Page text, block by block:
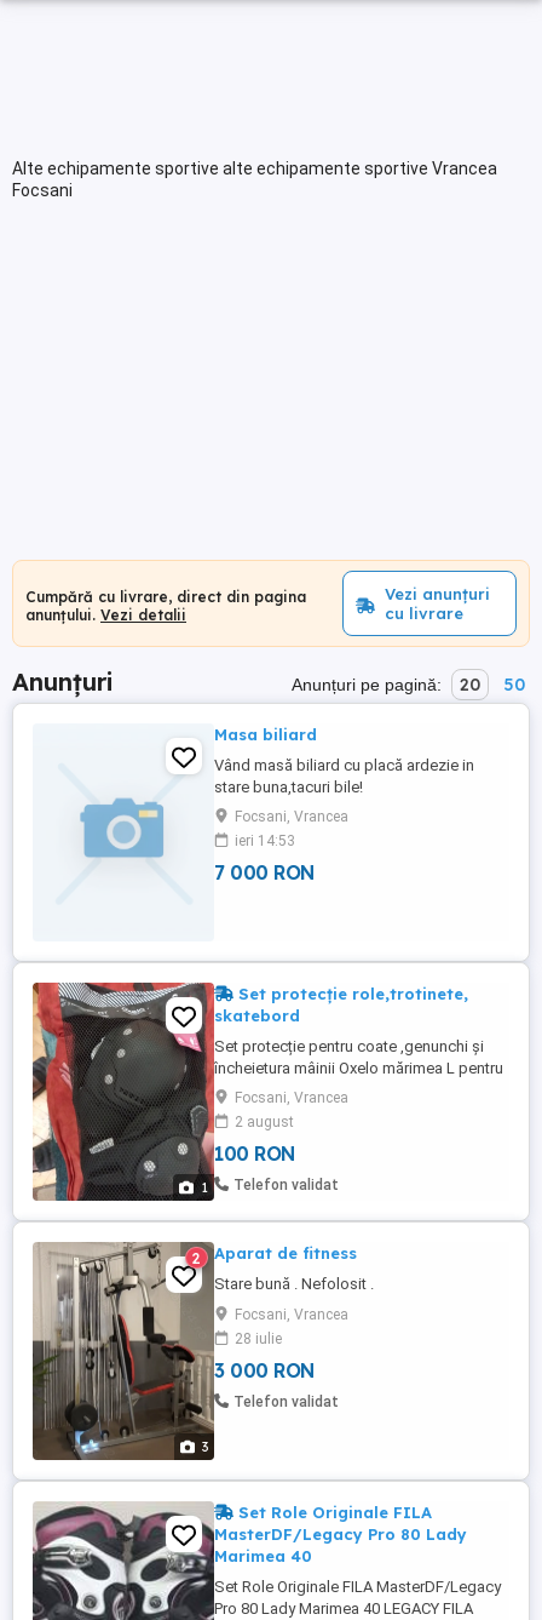
Alte echipamente sportive alte echipamente sportive Vrancea
Focsani
Cumpără cu livrare, direct din pagina
anunțului. Vezi detalii
Vezi anunțuri
cu livrare
Anunțuri Anunțuri pe pagină: 20 50
Masa biliard
Vând masă biliard cu placă ardezie in
stare buna,tacuri bile!
Focsani, Vrancea
ieri 14:53
7 000 RON
1
Set protecție role,trotinete,
skatebord
Set protecție pentru coate ,genunchi și
încheietura mâinii Oxelo mărimea L pentru
role,trotinete și skateboard
Focsani, Vrancea
2 august
100 RON
Telefon validat
3
2 Aparat de fitness
Stare bună . Nefolosit .
Focsani, Vrancea
28 iulie
3 000 RON
Telefon validat
Set Role Originale FILA
MasterDF/Legacy Pro 80 Lady
Marimea 40
Set Role Originale FILA MasterDF/Legacy
Pro 80 Lady Marimea 40 LEGACY FILA